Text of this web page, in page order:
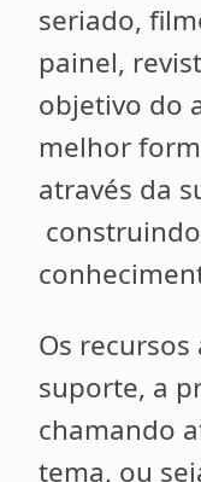
seriado,
painel,
objetivo do
melhor
através da
Os
suporte, a
chamando
tema, ou